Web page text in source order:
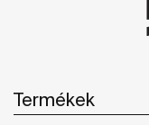
Termékek